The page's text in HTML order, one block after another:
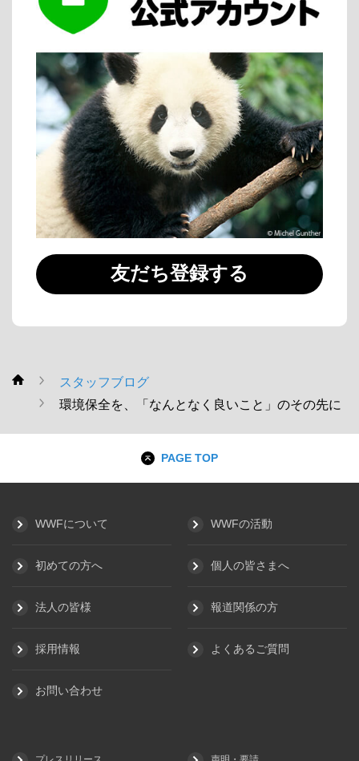
友だち登録する
WWF
スタッフブログ
環境保全を、「なんとなく良いこと」のその先に
PAGE TOP
WWFについて WWFの活動
初めての方へ 個人の皆さまへ
法人の皆様 報道関係の方
採用情報 よくあるご質問
お問い合わせ